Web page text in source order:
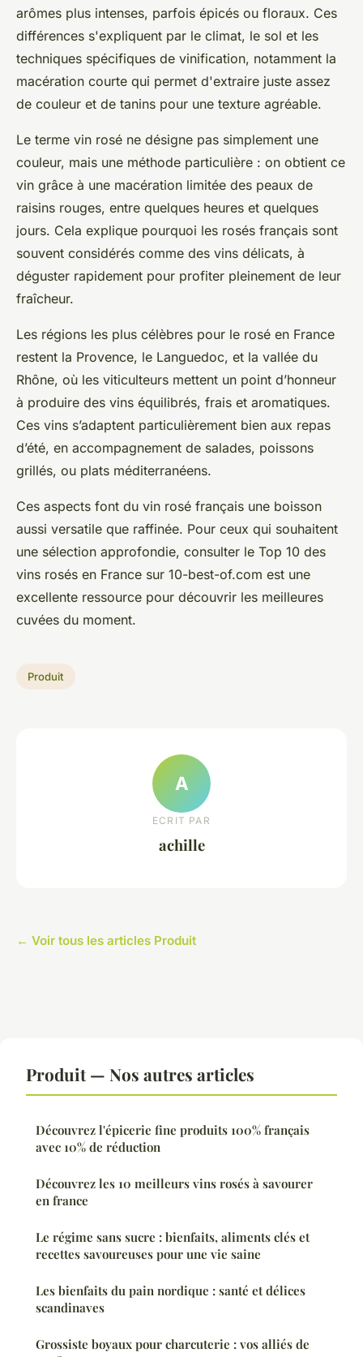
arômes plus intenses, parfois épicés ou floraux. Ces
différences s'expliquent par le climat, le sol et les
techniques spécifiques de vinification, notamment la
macération courte qui permet d'extraire juste assez
de couleur et de tanins pour une texture agréable.
Le terme vin rosé ne désigne pas simplement une
couleur, mais une méthode particulière : on obtient ce
vin grâce à une macération limitée des peaux de
raisins rouges, entre quelques heures et quelques
jours. Cela explique pourquoi les rosés français sont
souvent considérés comme des vins délicats, à
déguster rapidement pour profiter pleinement de leur
fraîcheur.
Les régions les plus célèbres pour le rosé en France
restent la Provence, le Languedoc, et la vallée du
Rhône, où les viticulteurs mettent un point d’honneur
à produire des vins équilibrés, frais et aromatiques.
Ces vins s’adaptent particulièrement bien aux repas
d’été, en accompagnement de salades, poissons
grillés, ou plats méditerranéens.
Ces aspects font du vin rosé français une boisson
aussi versatile que raffinée. Pour ceux qui souhaitent
une sélection approfondie, consulter le Top 10 des
vins rosés en France sur 10-best-of.com est une
excellente ressource pour découvrir les meilleures
cuvées du moment.
Produit
A
ECRIT PAR
achille
← Voir tous les articles Produit
Produit — Nos autres articles
Découvrez l'épicerie fine produits 100% français
avec 10% de réduction
Découvrez les 10 meilleurs vins rosés à savourer
en france
Le régime sans sucre : bienfaits, aliments clés et
recettes savoureuses pour une vie saine
Les bienfaits du pain nordique : santé et délices
scandinaves
Grossiste boyaux pour charcuterie : vos alliés de